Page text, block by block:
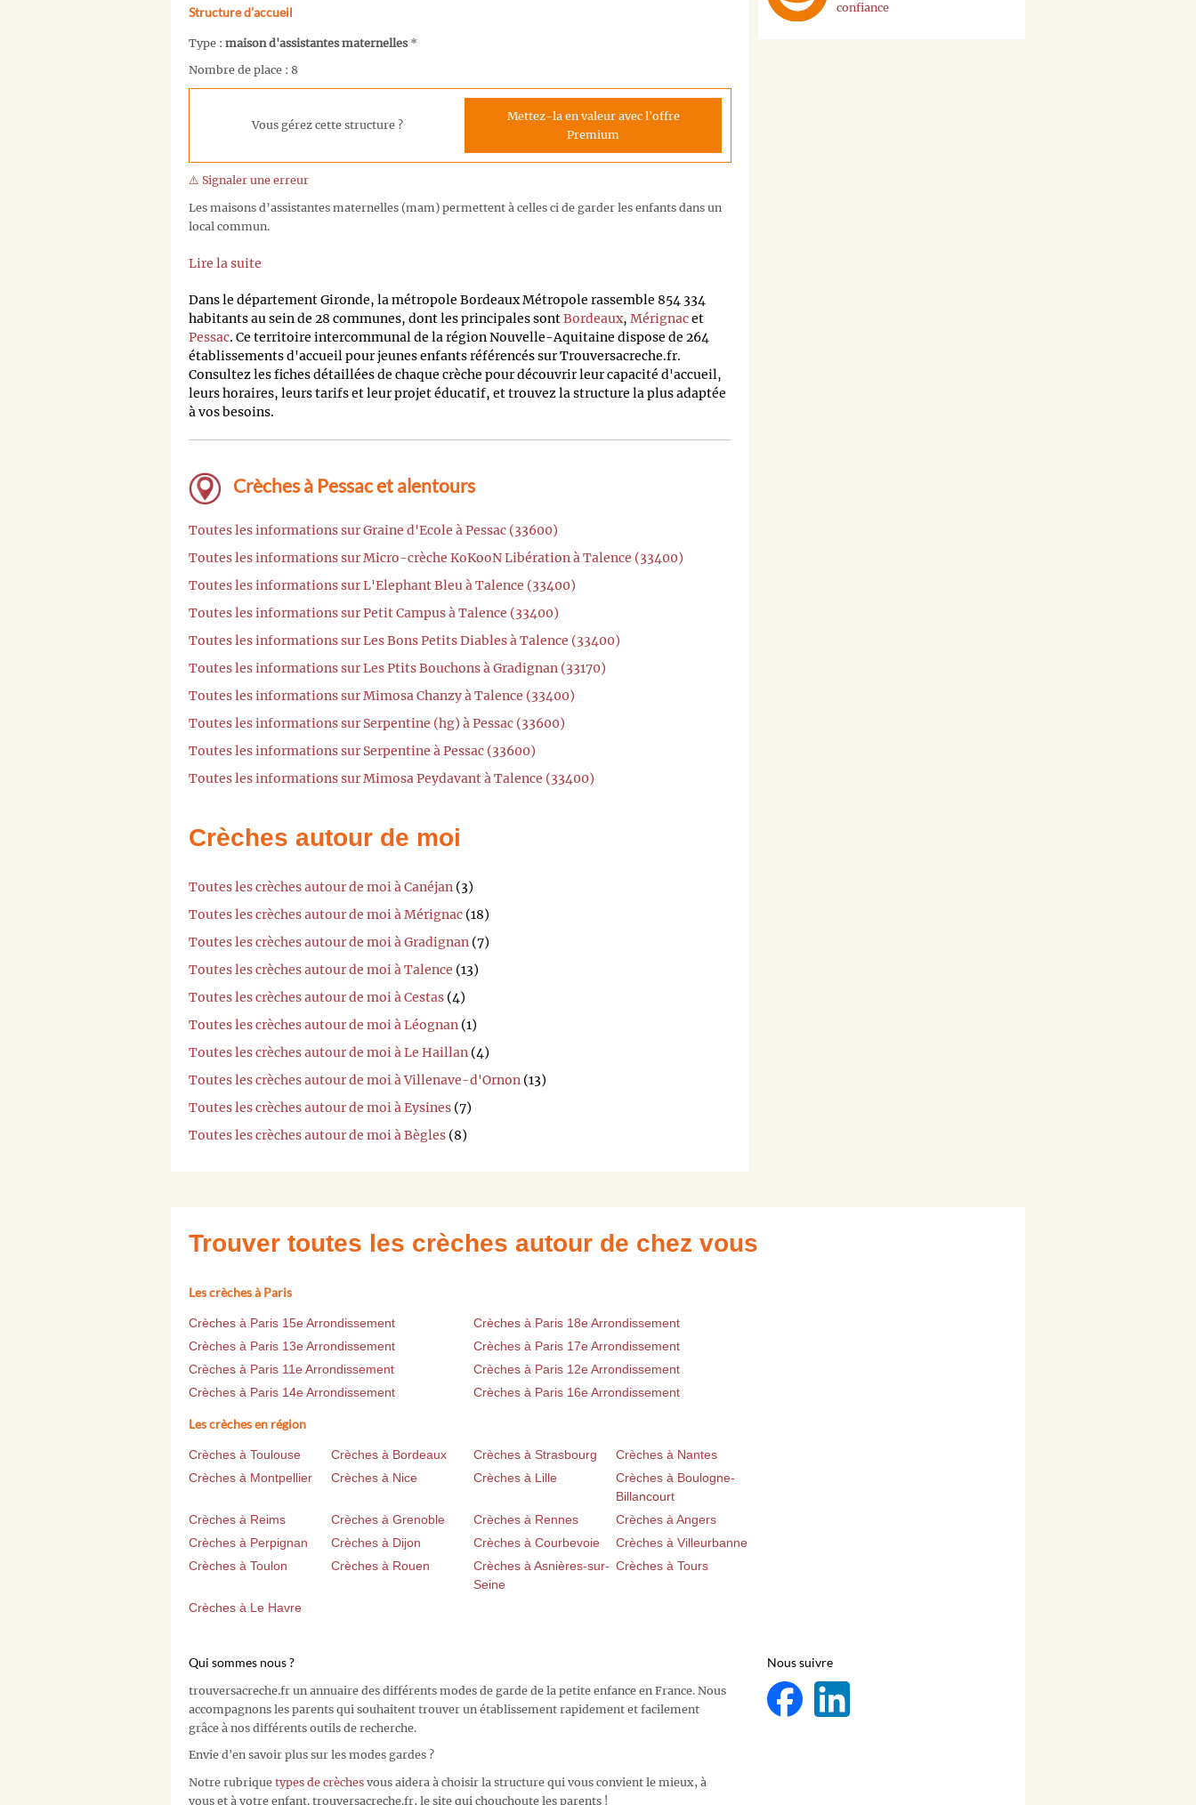
Structure d’accueil
Type : maison d'assistantes maternelles*
Nombre de place : 8
Vous gérez cette structure ?
Mettez-la en valeur avec l'offre
Premium
⚠️ Signaler une erreur
Les maisons d’assistantes maternelles (mam) permettent à celles ci de garder les enfants dans un
local commun.
Lire la suite
Dans le département Gironde, la métropole Bordeaux Métropole rassemble 854 334
habitants au sein de 28 communes, dont les principales sontBordeaux, Mérignacet
Pessac. Ce territoire intercommunal de la région Nouvelle-Aquitaine dispose de 264
établissements d'accueil pour jeunes enfants référencés sur Trouversacreche.fr.
Consultez les fiches détaillées de chaque crèche pour découvrir leur capacité d'accueil,
leurs horaires, leurs tarifs et leur projet éducatif, et trouvez la structure la plus adaptée
à vos besoins.
Crèches à Pessac et alentours
Toutes les informations sur Graine d'Ecole à Pessac (33600)
Toutes les informations sur Micro-crèche KoKooN Libération à Talence (33400)
Toutes les informations sur L'Elephant Bleu à Talence (33400)
Toutes les informations sur Petit Campus à Talence (33400)
Toutes les informations sur Les Bons Petits Diables à Talence (33400)
Toutes les informations sur Les Ptits Bouchons à Gradignan (33170)
Toutes les informations sur Mimosa Chanzy à Talence (33400)
Toutes les informations sur Serpentine (hg) à Pessac (33600)
Toutes les informations sur Serpentine à Pessac (33600)
Toutes les informations sur Mimosa Peydavant à Talence (33400)
Crèches autour de moi
Toutes les crèches autour de moi à Canéjan (3)
Toutes les crèches autour de moi à Mérignac (18)
Toutes les crèches autour de moi à Gradignan (7)
Toutes les crèches autour de moi à Talence (13)
Toutes les crèches autour de moi à Cestas (4)
Toutes les crèches autour de moi à Léognan (1)
Toutes les crèches autour de moi à Le Haillan (4)
Toutes les crèches autour de moi à Villenave-d'Ornon (13)
Toutes les crèches autour de moi à Eysines (7)
Toutes les crèches autour de moi à Bègles (8)
confiance
Trouver toutes les crèches autour de chez vous
Les crèches à Paris
Crèches à Paris 15e Arrondissement
Crèches à Paris 18e Arrondissement
Crèches à Paris 13e Arrondissement
Crèches à Paris 17e Arrondissement
Crèches à Paris 11e Arrondissement
Crèches à Paris 12e Arrondissement
Crèches à Paris 14e Arrondissement
Crèches à Paris 16e Arrondissement
Les crèches en région
Crèches à Toulouse Crèches à Bordeaux Crèches à Strasbourg
Crèches à Nantes
Crèches à Montpellier
Crèches à Nice Crèches à Lille
Crèches à Boulogne-
Billancourt
Crèches à Reims
Crèches à Grenoble Crèches à Rennes
Crèches à Angers
Crèches à Perpignan
Crèches à Dijon Crèches à Courbevoie
Crèches à Villeurbanne
Crèches à Toulon
Crèches à Rouen
Crèches à Asnières-sur-
Seine
Crèches à Tours
Crèches à Le Havre
Qui sommes nous ?
trouversacreche.fr un annuaire des différents modes de garde de la petite enfance en France. Nous
accompagnons les parents qui souhaitent trouver un établissement rapidement et facilement
grâce à nos différents outils de recherche.
Envie d'en savoir plus sur les modes gardes ?
Notre rubrique types de crèches vous aidera à choisir la structure qui vous convient le mieux, à
vous et à votre enfant. trouversacreche.fr, le site qui chouchoute les parents !
Nous suivre